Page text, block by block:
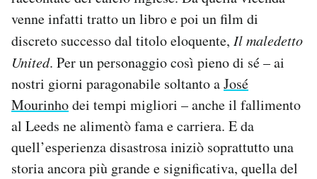
venne infatti tratto un libro e poi un film di
discreto successo dal titolo eloquente, Il maledetto
United. Per un personaggio così pieno di sé – ai
nostri giorni paragonabile soltanto aJosé
Mourinhodei tempi migliori – anche il fallimento
al Leeds ne alimentò fama e carriera. E da
quell’esperienza disastrosa iniziò soprattutto una
storia ancora più grande e significativa, quella del